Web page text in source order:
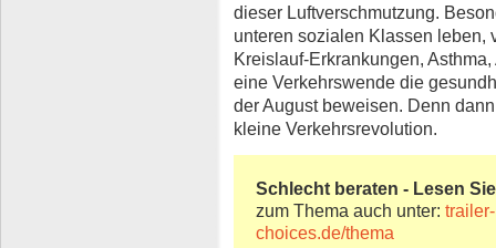
dieser Luftverschmutzung.
unteren sozialen Klassen leben,
Kreislauf-Erkrankungen,
eine Verkehrswende die
der August beweisen. Denn
kleine Verkehrsrevolution.
Schlecht beraten - Lesen
zum Thema auch unter:
choices.de/thema